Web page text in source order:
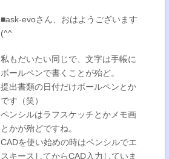
■ask-evoさん、おはようございます
(^^
私もだいたい同じで、文字は手帳に
ボールペンで書くことが殆ど。
提出書類の日付だけボールペンとか
です（笑）
ペンシルはラフスケッチとかメモ画
とかが殆どですね。
CADを使い始めの時はペンシルでエ
スキースしてからCAD入力していま